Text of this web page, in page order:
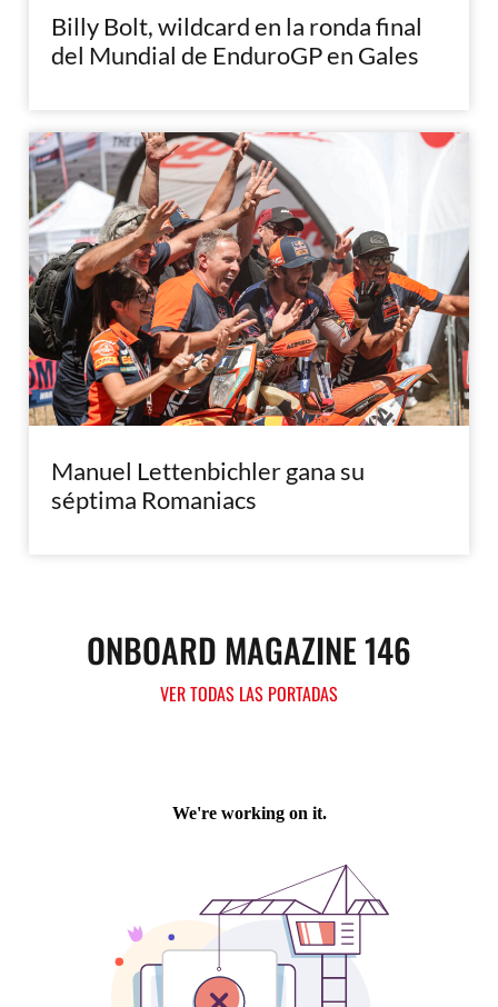
Billy Bolt, wildcard en la ronda final
del Mundial de EnduroGP en Gales
Manuel Lettenbichler gana su
séptima Romaniacs
ONBOARD MAGAZINE 146
VER TODAS LAS PORTADAS